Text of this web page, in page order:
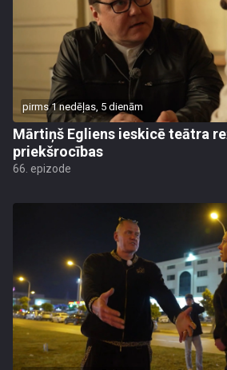
pirms 1 nedēļas, 5 dienām
Mārtiņš Egliens ieskicē teātra
priekšrocības
66. epizode